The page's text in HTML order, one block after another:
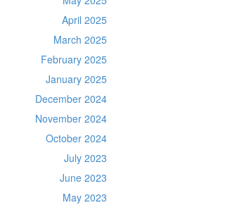
April 2025
March 2025
February 2025
January 2025
December 2024
November 2024
October 2024
July 2023
June 2023
May 2023